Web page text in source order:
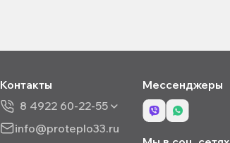
Контакты
8 4922 60-22-55
info@proteplo33.ru
Мессенджеры